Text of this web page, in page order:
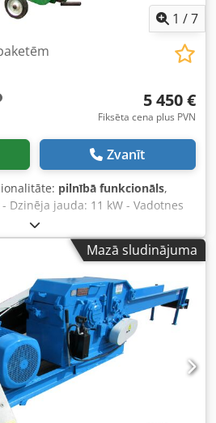
1 /7
5 450 €
Fiksēta cena plus PVN
Zvanīt
pilnībā funkcionāls,
- Dzinēja jauda: 11 kW - Vadotnes
eļļošana Cjdpfx Aiew Iqflevsha -
izmēri: 150x80x290 cm -
Mazā sludinājuma